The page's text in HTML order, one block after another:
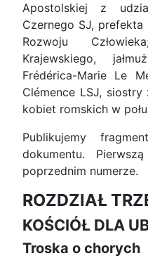
Apostolskiej z
Czernego SJ,
Rozwoju
Krajewskiego,
Frédérica-Marie Le
Clémence LSJ,
kobiet romskich w
Publikujemy
dokumentu.
poprzednim numerze.
ROZDZIAŁ
KOŚCIÓŁ DLA
Troska o chorych